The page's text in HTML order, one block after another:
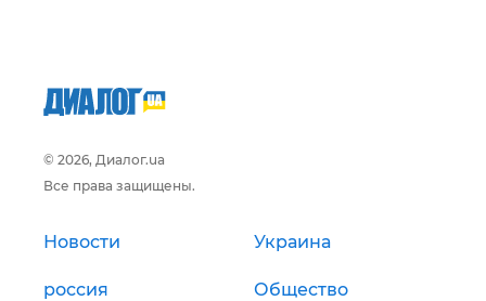
© 2026, Диалог.ua
Все права защищены.
Новости Украина
россия Общество